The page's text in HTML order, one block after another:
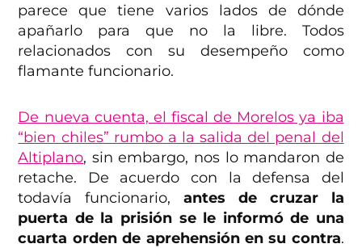
parece que tiene varios lados de dónde
apañarlo para que no la libre. Todos
relacionados con su desempeño como
flamante funcionario.
De nueva cuenta, el fiscal de Morelos ya iba
“bien chiles” rumbo a la salida del penal del
Altiplano, sin embargo, nos lo mandaron de
retache. De acuerdo con la defensa del
todavía funcionario,antes de cruzar la
puerta de la prisión se le informó de una
cuarta orden de aprehensión en su contra.